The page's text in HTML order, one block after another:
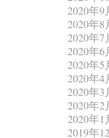
2020年9
2020年8
2020年7
2020年6
2020年5
2020年4
2020年3
2020年2
2020年1
2019年